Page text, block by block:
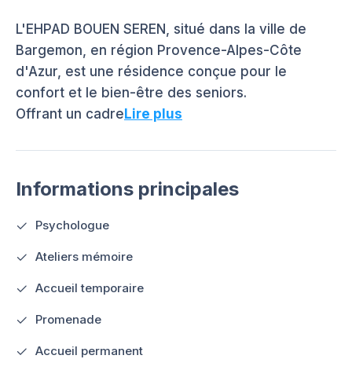
L'EHPAD BOUEN SEREN, situé dans la ville de
Bargemon, en région Provence-Alpes-Côte
d'Azur, est une résidence conçue pour le
confort et le bien-être des seniors.
Offrant un cadreLire plus
Informations principales
Psychologue
Ateliers mémoire
Accueil temporaire
Promenade
Accueil permanent